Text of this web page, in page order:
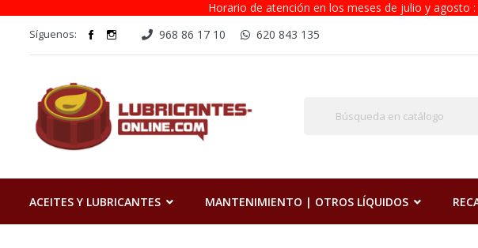
Horario de atención en los meses de julio y agosto
Síguenos: 968 86 17 10 620 843 135
ACEITES Y LUBRICANTES MANTENIMIENTO | OTROS LÍQUIDOS